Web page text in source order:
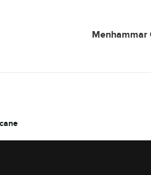
Menhammar